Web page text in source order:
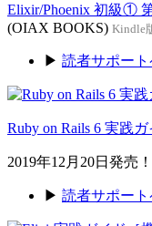
Elixir/Phoenix 初級①
(OIAX BOOKS) Kindle
▶ 読者サポート
Ruby on Rails 6 実践ガ
2019年12月20日発売
▶ 読者サポート